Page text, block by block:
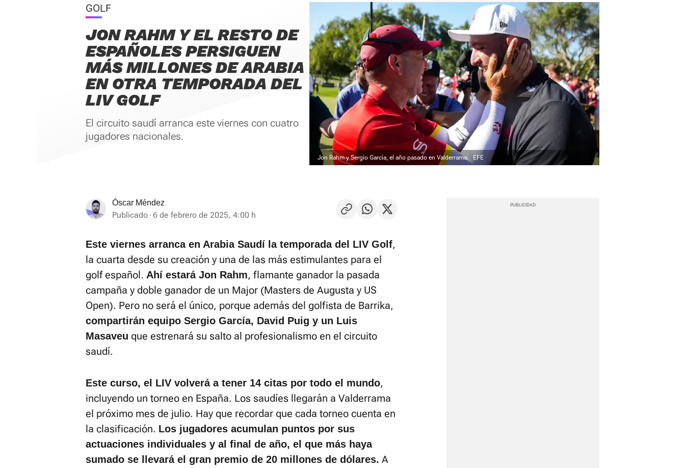
GOLF
JON RAHM Y EL RESTO DE
ESPAÑOLES PERSIGUEN
MÁS MILLONES DE ARABIA
EN OTRA TEMPORADA DEL
LIV GOLF
El circuito saudí arranca este viernes con cuatro
jugadores nacionales.
Jon Rahm y Sergio García, el año pasado en Valderrama. EFE
Óscar Méndez
Publicado 6 de febrero de 2025, 4:00 h
Este viernes arranca en Arabia Saudí la temporada del LIV Golf,
la cuarta desde su creación y una de las más estimulantes para el
golf español. Ahí estará Jon Rahm, flamante ganador la pasada
campaña y doble ganador de un Major (Masters de Augusta y US
Open). Pero no será el único, porque además del golfista de Barrika,
compartirán equipo Sergio García, David Puig y un Luis
Masaveu que estrenará su salto al profesionalismo en el circuito
saudí.
Este curso, el LIV volverá a tener 14 citas por todo el mundo,
incluyendo un torneo en España. Los saudíes llegarán a Valderrama
el próximo mes de julio. Hay que recordar que cada torneo cuenta en
la clasificación. Los jugadores acumulan puntos por sus
actuaciones individuales y al final de año, el que más haya
sumado se llevará el gran premio de 20 millones de dólares. A